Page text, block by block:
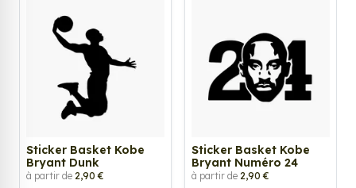
Sticker Basket Kobe
Bryant Dunk
à partir de 2,90 €
Sticker Basket Kobe
Bryant Numéro 24
à partir de 2,90 €